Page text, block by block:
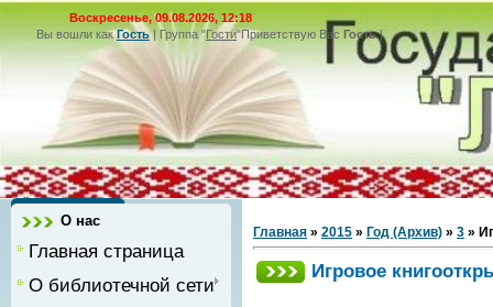
Воскресенье, 09.08.2026, 12:18
Вы вошли как Гость|Группа"Гости"Приветствую Вас Гость|
О нас
Главная страница
О библиотечной сети
Главная » 2015 » Год (Архив) » 3 »
Игровое